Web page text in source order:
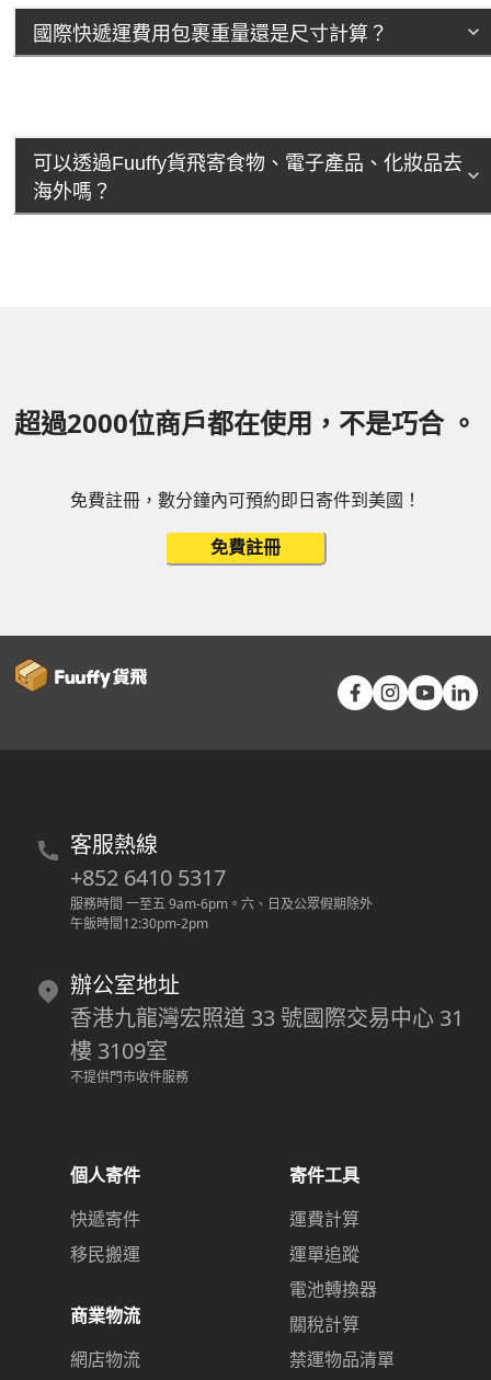
國際快遞運費用包裹重量還是尺寸計算？
可以透過Fuuffy貨飛寄食物、電子產品、化妝品去
海外嗎？
超過2000位商戶都在使用，不是巧合 。
免費註冊，數分鐘內可預約即日寄件到美國！
免費註冊
客服熱線
+852 6410 5317
服務時間 一至五 9am-6pm 。 六、日及公眾假期除外
午飯時間12:30pm-2pm
辦公室地址
香港九龍灣宏照道 33 號國際交易中心 31
樓 3109室
不提供門市收件服務
個人寄件
快遞寄件
移民搬運
商業物流
網店物流
寄件工具
運費計算
運單追蹤
電池轉換器
關稅計算
禁運物品清單